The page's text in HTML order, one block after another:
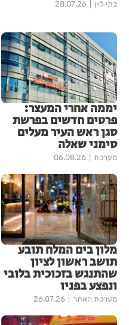
בתי לוין 28.07.26
יממה אחרי המעצר:
פרטים חדשים בפרשת
סגן ראש העיר מעלים
סימני שאלה
מערכת 06.08.26
מלון בים המלח תובע
תושב ראשון לציון
שהתנגש בזכוכית בלובי
ונפצע בפניו
מערכת האתר 26.07.26